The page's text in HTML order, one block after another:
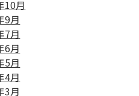
10月
9月
7月
6月
5月
4月
3月